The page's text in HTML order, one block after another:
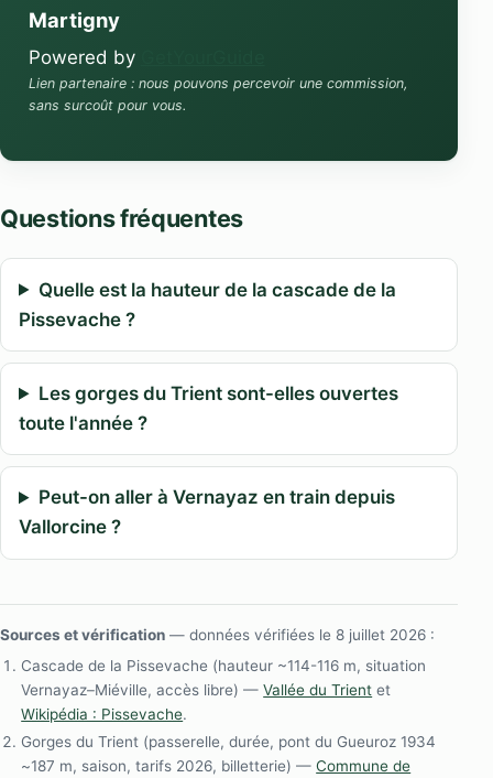
Martigny
Powered by
Lien partenaire : nous pouvons percevoir une commission,
sans surcoût pour vous.
Questions fréquentes
Quelle est la hauteur de la cascade de la
Pissevache ?
Les gorges du Trient sont-elles ouvertes
toute l'année ?
Peut-on aller à Vernayaz en train depuis
Vallorcine ?
Sources et vérification — données vérifiées le 8 juillet 2026 :
Cascade de la Pissevache (hauteur ~114-116 m, situation
Vernayaz–Miéville, accès libre) —Vallée du Trient et
Wikipédia : Pissevache.
Gorges du Trient (passerelle, durée, pont du Gueuroz 1934
~187 m, saison, tarifs 2026, billetterie) —Commune de